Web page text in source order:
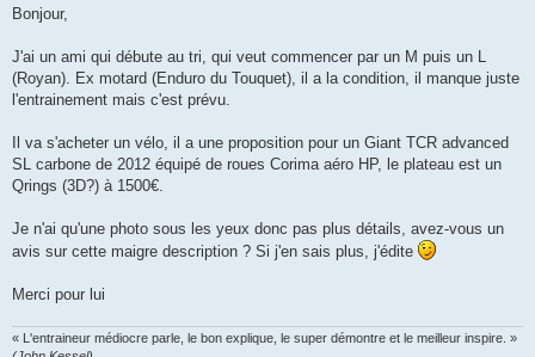
s
g
n
o
u
Bonjour,
J'ai un ami qui débute au tri, qui veut commencer par un M puis un L
(Royan). Ex motard (Enduro du Touquet), il a la condition, il manque juste
l'entrainement mais c'est prévu.
Il va s'acheter un vélo, il a une proposition pour un Giant TCR advanced
SL carbone de 2012 équipé de roues Corima aéro HP, le plateau est un
Qrings (3D?) à 1500€.
Je n'ai qu'une photo sous les yeux donc pas plus détails, avez-vous un
avis sur cette maigre description ? Si j'en sais plus, j'édite
Merci pour lui
« L'entraineur médiocre parle, le bon explique, le super démontre et le meilleur inspire. »